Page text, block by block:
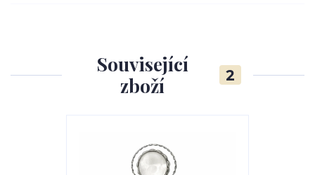
Související
zboží
2